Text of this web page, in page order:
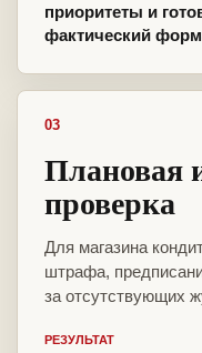
приоритеты и
фактический
03
Плановая
проверка
Для магазина
штрафа,
за отсутствующих
РЕЗУЛЬТАТ